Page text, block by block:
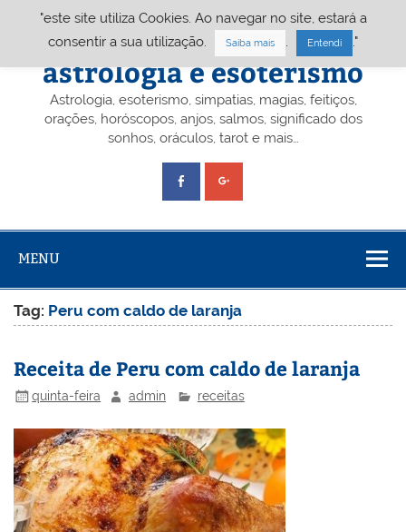
Portal A&E – Portal
astrologia e esoterismo
Astrologia, esoterismo, simpatias, magias, feitiços,
orações, horóscopos, anjos, salmos, significado dos
sonhos, oráculos, tarot e mais…
MENU
Tag: Peru com caldo de laranja
Receita de Peru com caldo de laranja
quinta-feira admin receitas
"este site utiliza Cookies. Ao navegar no site, estará a
consentir a sua utilização.
Saiba mais Entendi ."